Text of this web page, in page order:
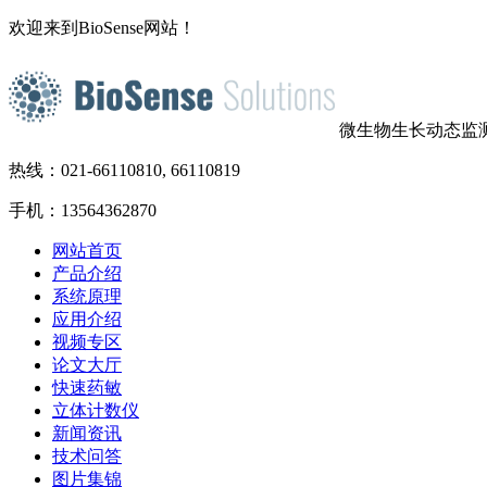
欢迎来到BioSense网站！
微生物生长动态监
热线：021-66110810, 66110819
手机：13564362870
网站首页
产品介绍
系统原理
应用介绍
视频专区
论文大厅
快速药敏
立体计数仪
新闻资讯
技术问答
图片集锦